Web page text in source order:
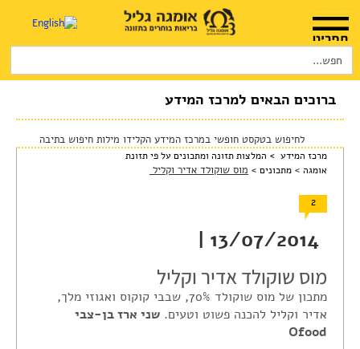
דף הבית
אודות
חנות
היכן להשיג
מוצרים ושרותים
מרכז המידע
סדנאות והרצאות
Search
for:
ברוכים הבאים למרכז המידע
לחיפוש בטקסט חופשי במרכז המידע הקלידו מילות חיפוש בתיבה
מרכז המידע > המלצות תזונה ומתכונים על פי תזונת
אומגה > מתכונים > מוס שוקולד אדיר וקליל
2
13/07/2014 |
מוס שוקולד אדיר וקליל
מתכון של מוס שוקולד 70%, שבבי קוקוס ואגוזי מלך,
אדיר וקליל להכנה פשוט וטעים. שני ארז בן-צבי
Ofood